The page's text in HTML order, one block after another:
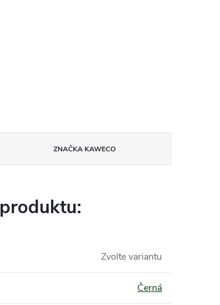
ZNAČKA KAWECO
Zvolte variantu
Černá